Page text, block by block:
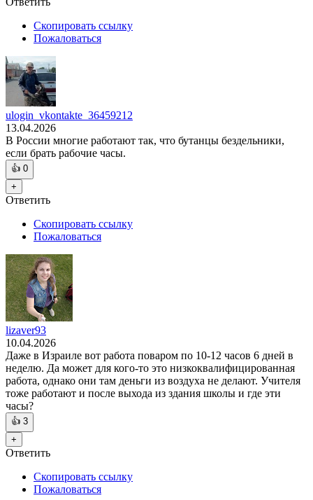
Скопировать ссылку
Пожаловаться
ulogin_vkontakte_36459212
13.04.2026
В России многие работают так, что бутанцы бездельники,
если брать рабочие часы.
👍 0
+
Ответить
Скопировать ссылку
Пожаловаться
lizaver93
10.04.2026
Даже в Израиле вот работа поваром по 10-12 часов 6 дней в
неделю. Да может для кого-то это низкоквалифицированная
работа, однако они там деньги из воздуха не делают. Учителя
тоже работают и после выхода из здания школы и где эти
часы?
👍 3
+
Ответить
Скопировать ссылку
Пожаловаться